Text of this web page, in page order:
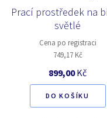
Prací prostředek na
světlé
Cena po registraci
749,17 Kč
899,00Kč
DO KOŠÍKU